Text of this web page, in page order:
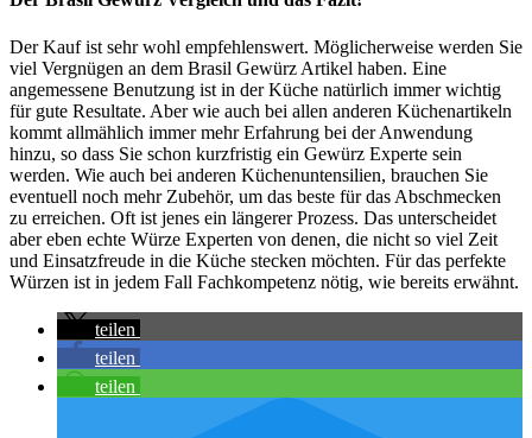
Der Kauf ist sehr wohl empfehlenswert. Möglicherweise werden Sie
viel Vergnügen an dem Brasil Gewürz Artikel haben. Eine
angemessene Benutzung ist in der Küche natürlich immer wichtig
für gute Resultate. Aber wie auch bei allen anderen Küchenartikeln
kommt allmählich immer mehr Erfahrung bei der Anwendung
hinzu, so dass Sie schon kurzfristig ein Gewürz Experte sein
werden. Wie auch bei anderen Küchenuntensilien, brauchen Sie
eventuell noch mehr Zubehör, um das beste für das Abschmecken
zu erreichen. Oft ist jenes ein längerer Prozess. Das unterscheidet
aber eben echte Würze Experten von denen, die nicht so viel Zeit
und Einsatzfreude in die Küche stecken möchten. Für das perfekte
Würzen ist in jedem Fall Fachkompetenz nötig, wie bereits erwähnt.
teilen
teilen
teilen